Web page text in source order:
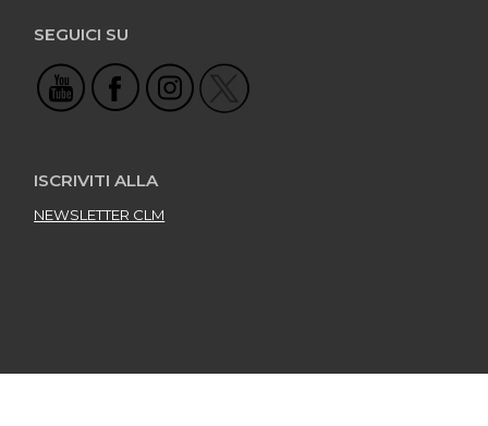
SEGUICI SU
ISCRIVITI ALLA
NEWSLETTER CLM